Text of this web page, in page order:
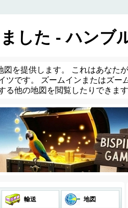
した - ハンブ
を提供します。 これはあなた
です。 ズームインまたはズー
他の地図を閲覧したりできます
輸送 地図